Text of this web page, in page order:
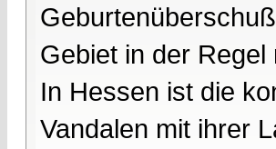
Gebiet in der
In Hessen ist die
Vandalen mit ihrer